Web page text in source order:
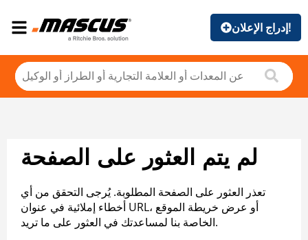
إدراج الإعلان!
لم يتم العثور على الصفحة
تعذر العثور على الصفحة المطلوبة. يُرجى التحقق من أي
أخطاء إملائية في عنوان URL، أو عرض خريطة الموقع
الخاصة بنا لمساعدتك في العثور على ما تريد.